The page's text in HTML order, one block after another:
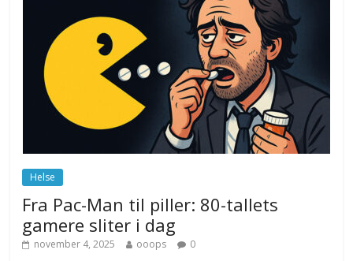
Drone stopper flytrafikken i Stockholm,
ekspert mistenker MDG
november 6, 2025 No Comments
Norge innfører nullvisjon for nedbør
juni 23, 2026 No Comments
Helse
Fra Pac-Man til piller: 80-tallets
gamere sliter i dag
november 4, 2025 ooops 0